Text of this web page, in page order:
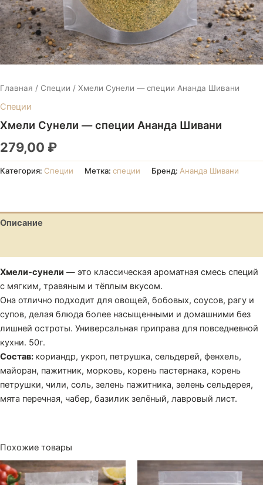
Главная / Специи / Хмели Сунели — специи Ананда Шивани
Специи
Хмели Сунели — специи Ананда Шивани
279,00 ₽
Категория: Специи Метка: специи Бренд: Ананда Шивани
Описание
Хмели-сунели — это классическая ароматная смесь специй
с мягким, травяным и тёплым вкусом.
Она отлично подходит для овощей, бобовых, соусов, рагу и
супов, делая блюда более насыщенными и домашними без
лишней остроты. Универсальная приправа для повседневной
кухни. 50г.
Состав: кориандр, укроп, петрушка, сельдерей, фенхель,
майоран, пажитник, морковь, корень пастернака, корень
петрушки, чили, соль, зелень пажитника, зелень сельдерея,
мята перечная, чабер, базилик зелёный, лавровый лист.
Похожие товары